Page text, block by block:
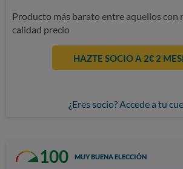
Producto más barato entre aquellos con
calidad precio
HAZTE SOCIO A 2€ 2
¿Eres socio? Accede a tu
100 MUY BUENA ELECCIÓN